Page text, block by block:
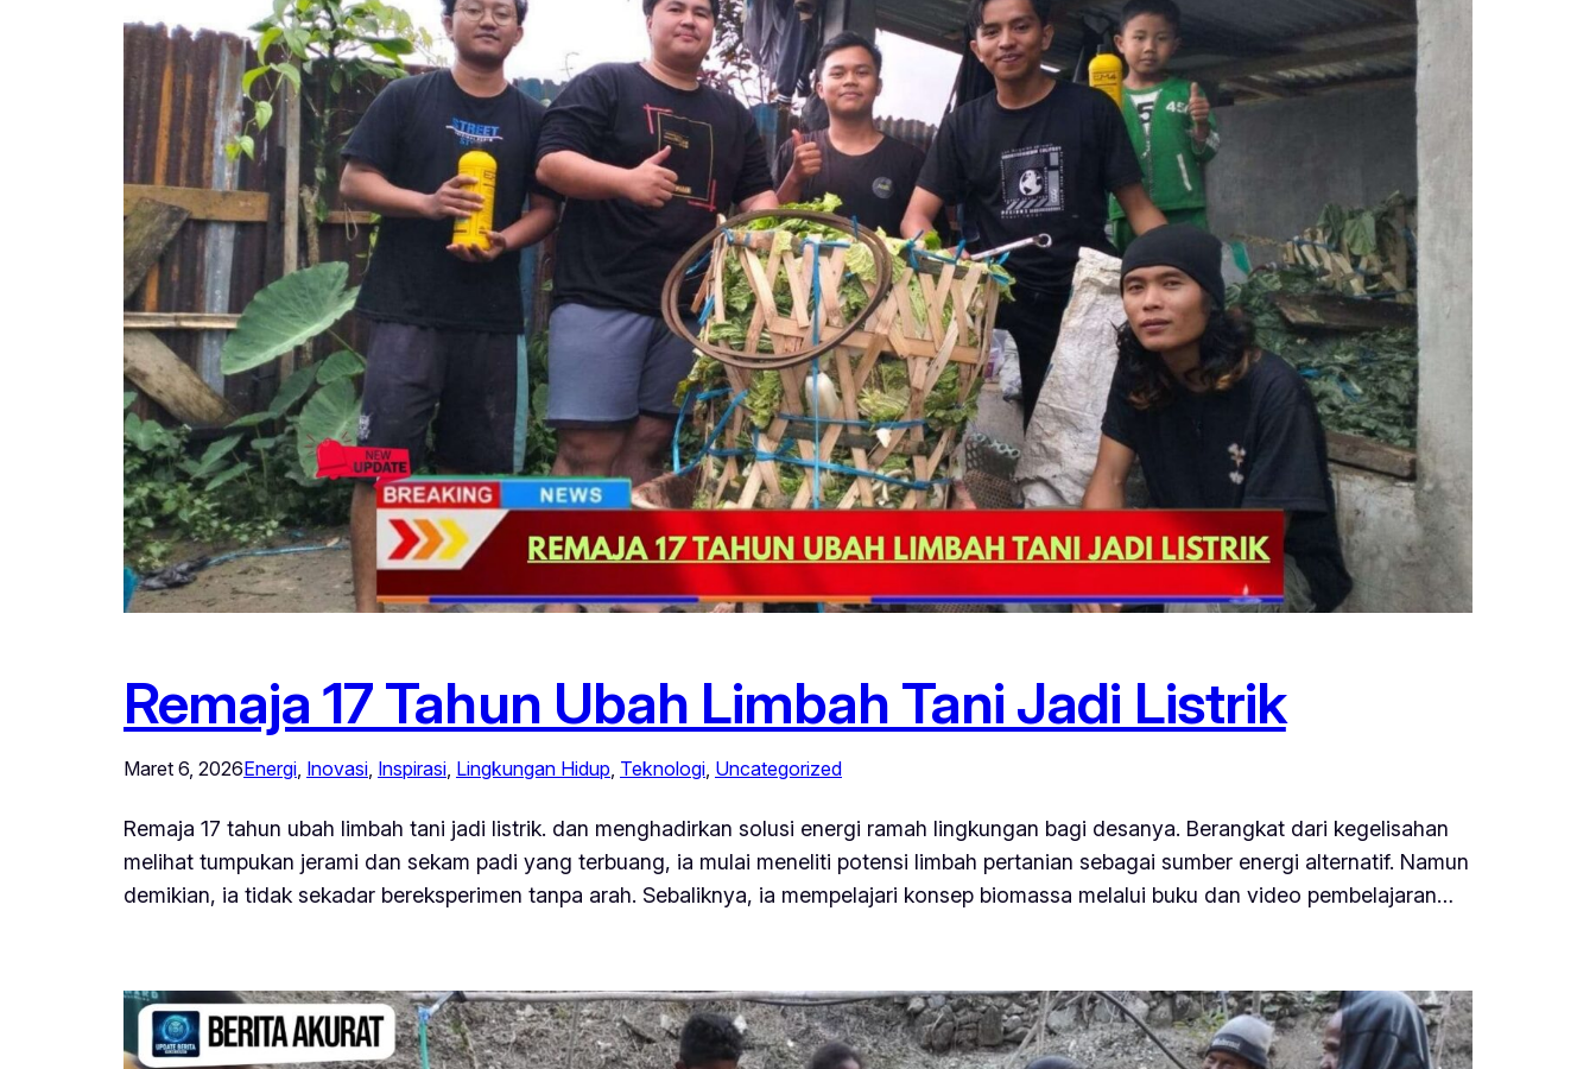
Remaja 17 Tahun Ubah Limbah Tani Jadi Listrik
Maret 6, 2026Energi, Inovasi, Inspirasi, Lingkungan Hidup, Teknologi, Uncategorized
Remaja 17 tahun ubah limbah tani jadi listrik. dan menghadirkan solusi energi ramah lingkungan bagi desanya. Berangkat dari kegelisahan
melihat tumpukan jerami dan sekam padi yang terbuang, ia mulai meneliti potensi limbah pertanian sebagai sumber energi alternatif. Namun
demikian, ia tidak sekadar bereksperimen tanpa arah. Sebaliknya, ia mempelajari konsep biomassa melalui buku dan video pembelajaran…